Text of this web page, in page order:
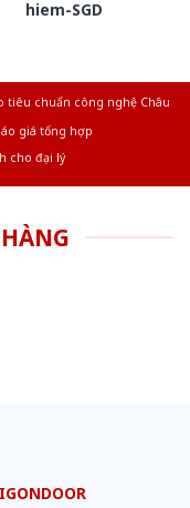
hiem-SGD
chuẩn công nghệ Châu
giá tổng hợp
cho đại lý